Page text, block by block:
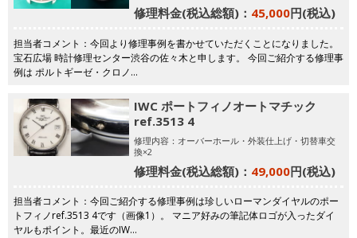
修理料金(税込総額)： 45,000円(税込)
担当者コメント：今回より修理事例を書かせていただくことになりました。
宝石広場 時計修理センター渋谷の佐々木と申します。 今回ご紹介する修理事
例は ポルトギーゼ・クロノ…
IWC ポートフィノオートマチック
ref.3513 4
修理内容：オーバーホール・外装仕上げ・切替車交
換×2
修理料金(税込総額)： 49,000円(税込)
担当者コメント：今回ご紹介する修理事例は珍しいローマンダイヤルのポー
トフィノref.3513 4です（画像1）。 マニア好みの筆記体ロゴが入ったダイ
ヤルもポイント。最近のIW…